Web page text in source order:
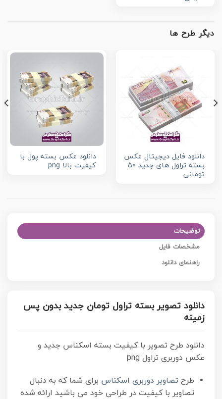
دیگر طرح ها
دانلود فایل دیجیتال عکس
بسته تراول های جدید 50
تومانی
دانلود عکس بسته پول با
کیفیت بالا png
توضیحات
مشخصات فایل
راهنمای دانلود
دانلود تصویر بسته تراول تومان جدید بدون پس
زمینه
دانلود طرح تصویر با کیفیت بسته اسکناس جدید و
عکس دوربری تراول png
طرح تصاویر دوربری اسکناس برای شما که به دنبال
تصاویر با کیفیت در طراحی خود می باشید ارائه شده